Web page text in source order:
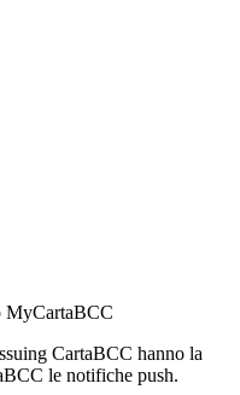
MyCartaBCC
CartaBCC hanno la
le notifiche push.